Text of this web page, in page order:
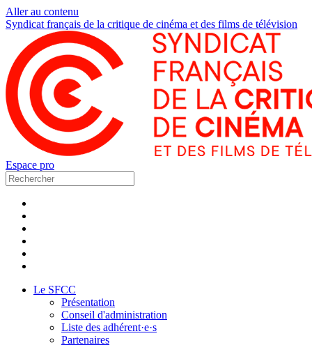
Aller au contenu
Syndicat français de la critique de cinéma et des films de télévision
Espace pro
Le SFCC
Présentation
Conseil d'administration
Liste des adhérent·e·s
Partenaires